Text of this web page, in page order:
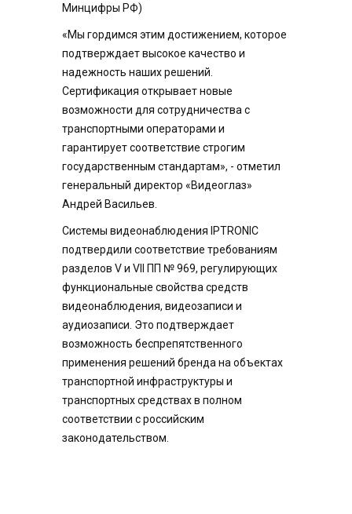
Минцифры РФ)
«Мы гордимся этим достижением, которое
подтверждает высокое качество и
надежность наших решений.
Сертификация открывает новые
возможности для сотрудничества с
транспортными операторами и
гарантирует соответствие строгим
государственным стандартам», - отметил
генеральный директор «Видеоглаз»
Андрей Васильев.
Системы видеонаблюдения IPTRONIC
подтвердили соответствие требованиям
разделов V и VII ПП № 969, регулирующих
функциональные свойства средств
видеонаблюдения, видеозаписи и
аудиозаписи. Это подтверждает
возможность беспрепятственного
применения решений бренда на объектах
транспортной инфраструктуры и
транспортных средствах в полном
соответствии с российским
законодательством.